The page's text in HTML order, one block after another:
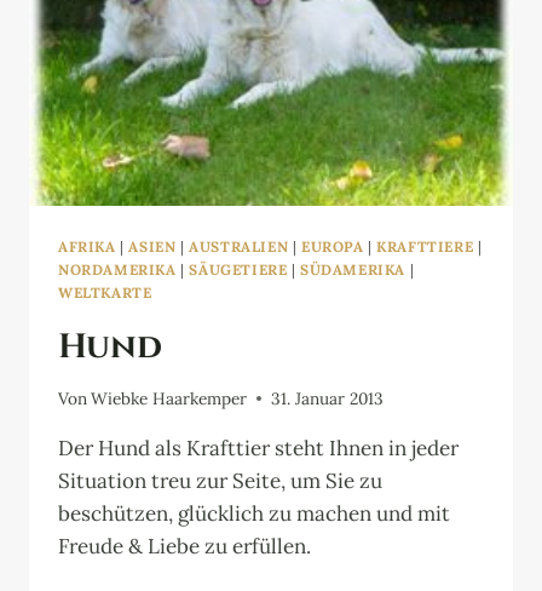
AFRIKA |ASIEN |AUSTRALIEN | EUROPA |KRAFTTIERE |
NORDAMERIKA |SÄUGETIERE |SÜDAMERIKA |
WELTKARTE
Hund
VonWiebke Haarkemper 31. Januar 2013
Der Hund als Krafttier steht Ihnen in jeder
Situation treu zur Seite, um Sie zu
beschützen, glücklich zu machen und mit
Freude & Liebe zu erfüllen.